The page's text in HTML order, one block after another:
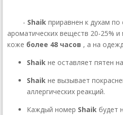
- Shaik приравнен к духам
ароматических веществ 20-25%
коже более 48 часов , а на
Shaik не оставляет пятен
Shaik не вызывает
аллергических реакций.
Каждый номер Shaik будет